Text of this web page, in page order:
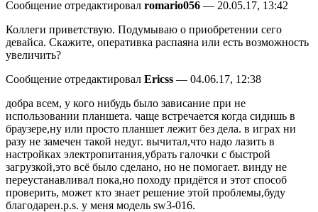
Сообщение отредактировал romario056 — 20.05.17, 13:42
Коллеги приветствую. Подумываю о приобретении сего
девайса. Скажите, оперативка распаяна или есть возможность
увеличить?
Сообщение отредактировал Ericss — 04.06.17, 12:38
добра всем, у кого нибудь было зависание при не
использовании планшета. чаще встречается когда сидишь в
браузере,ну или просто планшет лежит без дела. в играх ни
разу не замечен такой недуг. вычитал,что надо лазить в
настройках электропитания,убрать галочки с быстрой
загрузкой,это всё было сделано, но не помогает. винду не
переустанавливал пока,но походу придётся и этот способ
проверить, может кто знает решение этой проблемы,буду
благодарен.p.s. у меня модель sw3-016.